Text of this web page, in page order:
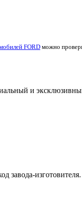
FORD можно
и
завода-